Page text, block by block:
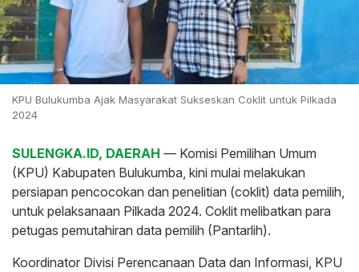
KPU Bulukumba Ajak Masyarakat Sukseskan Coklit untuk Pilkada
2024
SULENGKA.ID, DAERAH — Komisi Pemilihan Umum
(KPU) Kabupaten Bulukumba, kini mulai melakukan
persiapan pencocokan dan penelitian (coklit) data pemilih,
untuk pelaksanaan Pilkada 2024. Coklit melibatkan para
petugas pemutahiran data pemilih (Pantarlih).
Koordinator Divisi Perencanaan Data dan Informasi, KPU